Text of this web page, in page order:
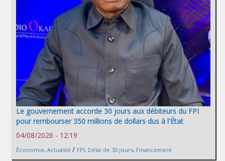
Le gouvernement accorde 30 jours aux débiteurs du FPI
pour rembourser 350 millions de dollars dus à l'État
04/08/2026 - 12:19
Économie, Actualité / FPI, Délai de 30 jours, Financement